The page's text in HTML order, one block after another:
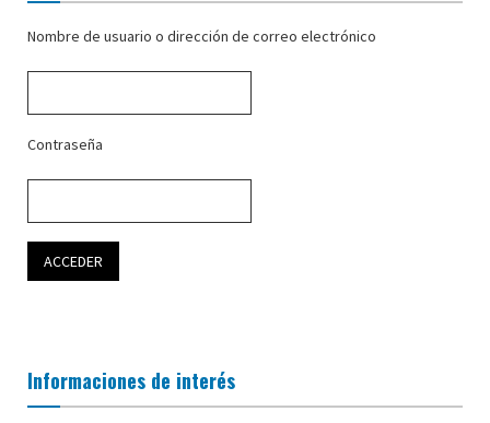
Nombre de usuario o dirección de correo electrónico
Contraseña
Informaciones de interés